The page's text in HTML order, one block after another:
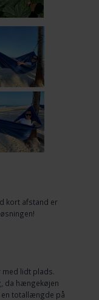
kort afstand er
lidt plads.
da hængekøjen
en totallængde på